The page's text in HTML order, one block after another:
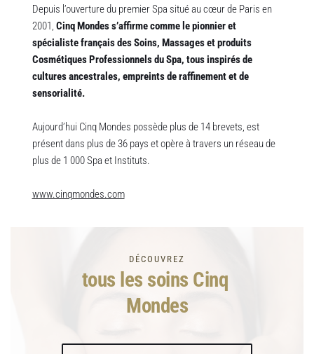
Depuis l’ouverture du premier Spa situé au cœur de Paris en
2001, Cinq Mondes s’affirme comme le pionnier et
spécialiste français des Soins, Massages et produits
Cosmétiques Professionnels du Spa, tous inspirés de
cultures ancestrales, empreints de raffinement et de
sensorialité.
Aujourd’hui Cinq Mondes possède plus de 14 brevets, est
présent dans plus de 36 pays et opère à travers un réseau de
plus de 1 000 Spa et Instituts.
www.cinqmondes.com
DÉCOUVREZ
tous les soins Cinq
Mondes